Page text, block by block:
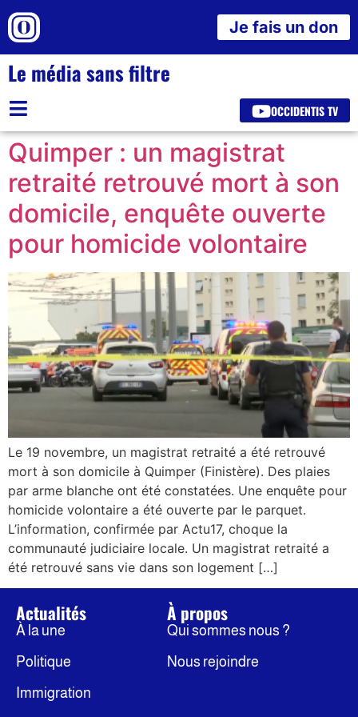
Je fais un don
Le média sans filtre
OCCIDENTIS TV
Quimper : un magistrat
retraité retrouvé mort à son
domicile, enquête ouverte
pour homicide volontaire
Le 19 novembre, un magistrat retraité a été retrouvé
mort à son domicile à Quimper (Finistère). Des plaies
par arme blanche ont été constatées. Une enquête pour
homicide volontaire a été ouverte par le parquet.
L’information, confirmée par Actu17, choque la
communauté judiciaire locale. Un magistrat retraité a
été retrouvé sans vie dans son logement […]
Actualités
À la une
Politique
Immigration
À propos
Qui sommes nous ?
Nous rejoindre